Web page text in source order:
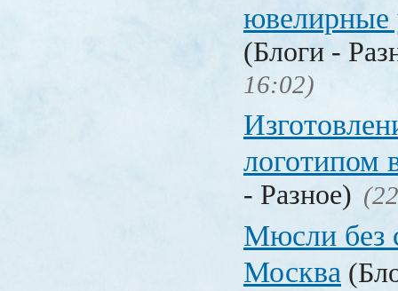
ювелирные
(Блоги -
16:02)
логотипом
- Разное)
Мюсли без
Москва